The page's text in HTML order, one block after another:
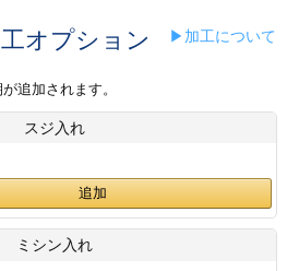
29
土
11
12
18
19
26
オプション ▶加工について
追加されます。
スジ入れ
ミシン入れ